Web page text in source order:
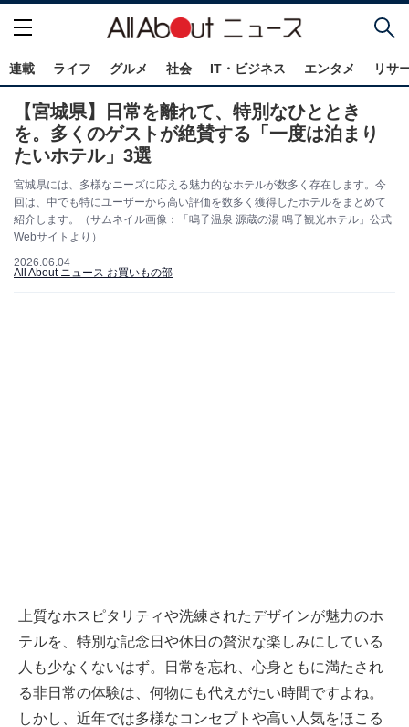
連載 ライフ グルメ 社会 IT・ビジネス エンタメ リサ
【宮城県】日常を離れて、特別なひととき
を。多くのゲストが絶賛する「一度は泊まり
たいホテル」3選
宮城県には、多様なニーズに応える魅力的なホテルが数多く存在します。今
回は、中でも特にユーザーから高い評価を数多く獲得したホテルをまとめて
紹介します。（サムネイル画像：「鳴子温泉 源蔵の湯 鳴子観光ホテル」公式
Webサイトより）
2026.06.04
All About ニュース お買いもの部
上質なホスピタリティや洗練されたデザインが魅力のホ
テルを、特別な記念日や休日の贅沢な楽しみにしている
人も少なくないはず。日常を忘れ、心身ともに満たされ
る非日常の体験は、何物にも代えがたい時間ですよね。
しかし、近年では多様なコンセプトや高い人気をほこる